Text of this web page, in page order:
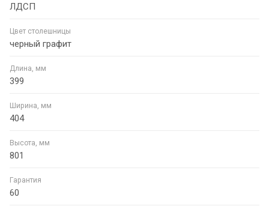
ЛДСП
Цвет столешницы
черный графит
Длина, мм
399
Ширина, мм
404
Высота, мм
801
Гарантия
60